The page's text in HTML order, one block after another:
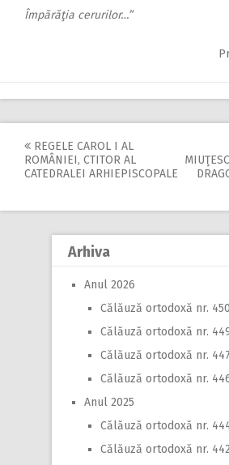
Împărăţia cerurilor…”
Post
REGELE CAROL I AL
ROMÂNIEI, CTITOR AL
CATEDRALEI ARHIEPISCOPALE
Arhiva
Anul 2026
Călăuză ortodoxă nr. 450
Călăuză ortodoxă nr.
Călăuză ortodoxă nr.
Călăuză ortodoxă nr.
Anul 2025
Călăuză ortodoxă nr.
Călăuză ortodoxă nr.